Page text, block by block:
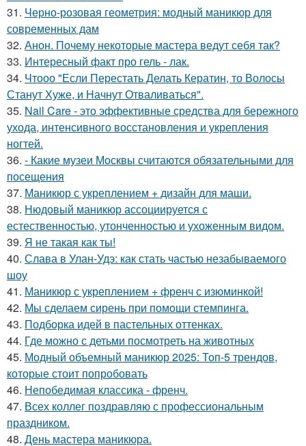
31. Черно-розовая геометрия: модный маникюр для
современных дам
32. Анон. Почему некоторые мастера ведут себя так?
33. Интересный факт про гель - лак.
34. Чтооо "Если Перестать Делать Кератин, то Волосы
Станут Хуже, и Начнут Отваливаться".
35. Nail Care - это эффективные средства для бережного
ухода, интенсивного восстановления и укрепления
ногтей.
36. - Какие музеи Москвы считаются обязательными для
посещения
37. Маникюр с укреплением + дизайн для маши.
38. Нюдовый маникюр ассоциируется с
естественностью, утонченностью и ухоженным видом.
39. Я не такая как ты!
40. Слава в Улан-Удэ: как стать частью незабываемого
шоу
41. Маникюр с укреплением + френч с изюминкой!
42. Мы сделаем сирень при помощи стемпинга.
43. Подборка идей в пастельных оттенках.
44. Где можно с детьми посмотреть на животных
45. Модный объемный маникюр 2025: Топ-5 трендов,
которые стоит попробовать
46. Непобедимая классика - френч.
47. Всех коллег поздравляю с профессиональным
праздником.
48. День мастера маникюра.